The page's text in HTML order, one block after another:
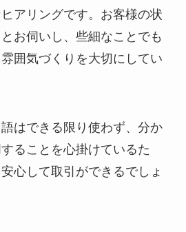
アリングです。お客様の状
お伺いし、些細なことでも
囲気づくりを大切にしてい
はできる限り使わず、分か
ることを心掛けているた
心して取引ができるでしょ